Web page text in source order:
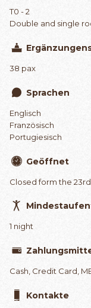
T0 - 2
Double and single
38 pax
Sprachen
Englisch
Französisch
Portugiesisch
Geöffnet
Closed form the
1 night
Cash, Credit Card,
Kontakte